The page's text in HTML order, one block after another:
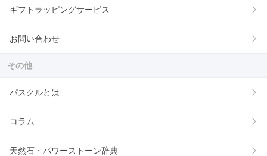
ギフトラッピングサービス
お問い合わせ
その他
パスクルとは
コラム
天然石・パワーストーン辞典